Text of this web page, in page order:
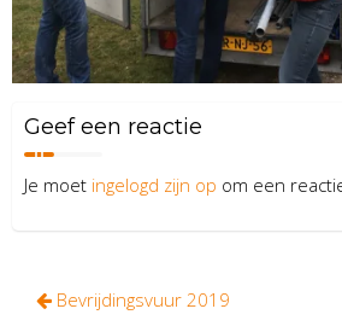
Geef een reactie
Je moet ingelogd zijn op om een
Bericht
Bevrijdingsvuur 2019